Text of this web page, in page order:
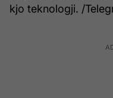
kjo teknologji. /